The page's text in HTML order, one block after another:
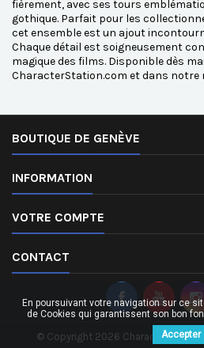
fièrement, avec ses tours
gothique. Parfait pour les
cet ensemble est un ajout
Chaque détail est soigneusement
magique des films. Disponible dès
CharacterStation.com et dans notre
BOUTIQUE DE GENÈVE
INFORMATION
VOTRE COMPTE
CONTACT
© Copyright 2026
En poursuivant votre navigation sur ce
de Cookies qui garantissent son bon
Accepter